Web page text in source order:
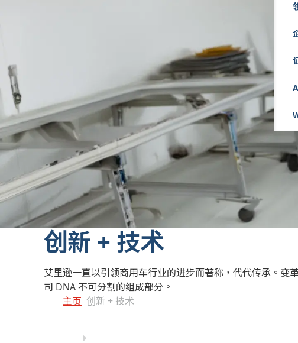
创新 + 技术
艾里逊一直以引领商用车行业的进步而著称，代代传承。变
司 DNA 不可分割的组成部分。
主页 创新 + 技术